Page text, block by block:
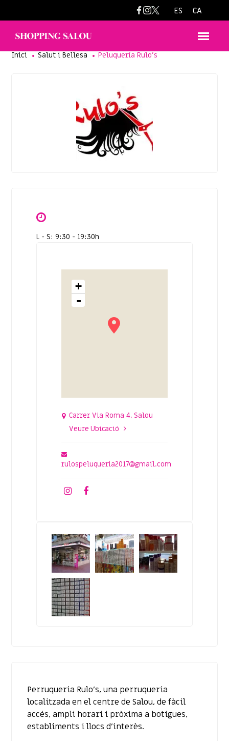
ES CA
rulospeluqueria2017@gmail.com
Inici Salut i Bellesa Peluquería Rulo’s
Perruqueria Rulo’s, una perruqueria
localitzada en el centre de Salou, de fàcil
accés, ampli horari i pròxima a botigues,
establiments i llocs d’interès.
L - S: 9:30 - 19:30h
+
-
Carrer Via Roma 4, Salou
Veure Ubicació
rulospeluqueria2017@gmail.com